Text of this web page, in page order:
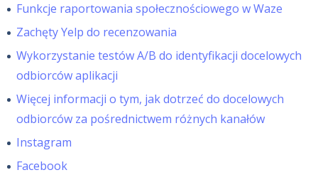
Funkcje raportowania społecznościowego w Waze
Zachęty Yelp do recenzowania
Wykorzystanie testów A/B do identyfikacji docelowych
odbiorców aplikacji
Więcej informacji o tym, jak dotrzeć do docelowych
odbiorców za pośrednictwem różnych kanałów
Instagram
Facebook